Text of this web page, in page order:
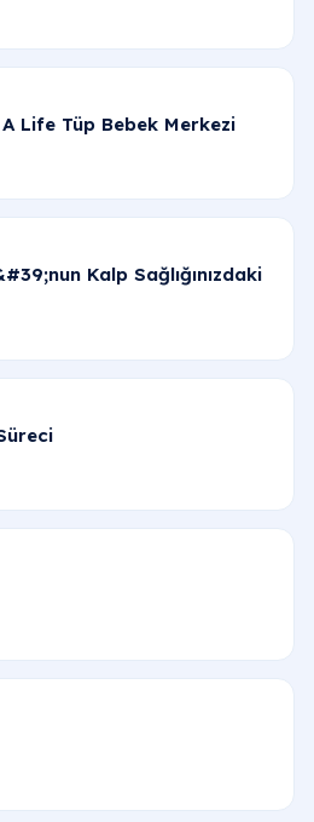
Life Tüp Bebek Merkezi
Kalp Sağlığınızdaki